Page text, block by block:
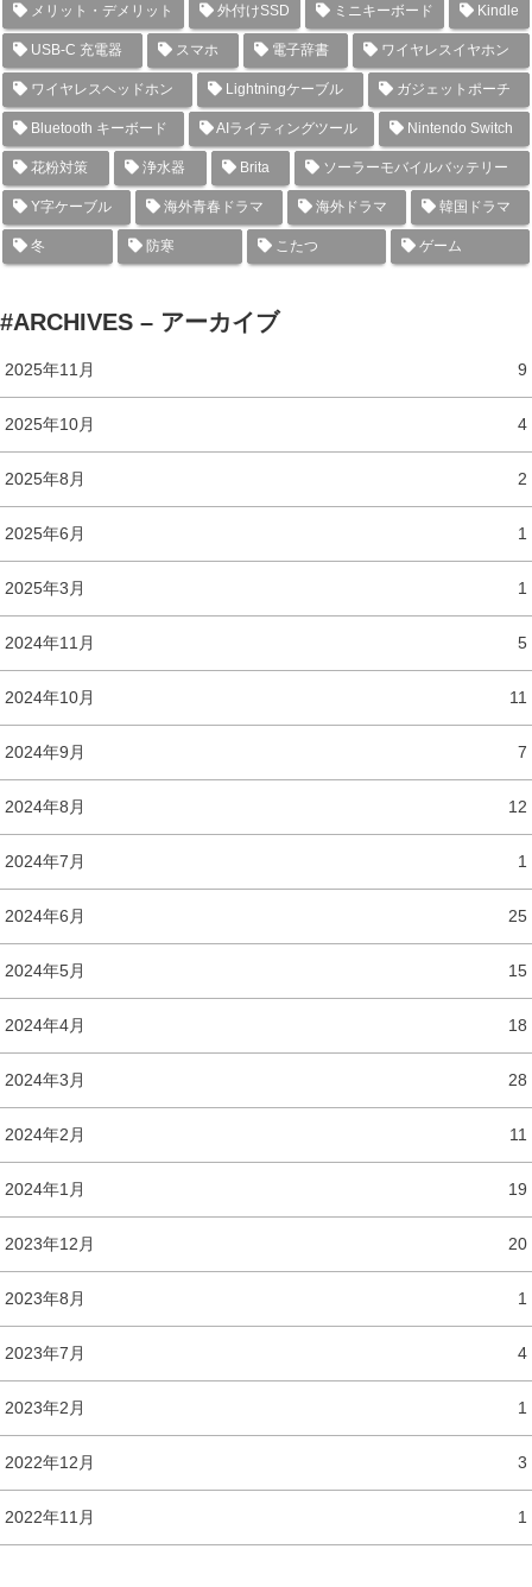
メリット・デメリット 外付けSSD ミニキーボード Kindle
USB-C 充電器 スマホ 電子辞書 ワイヤレスイヤホン
ワイヤレスヘッドホン Lightningケーブル ガジェットポーチ
Bluetooth キーボード AIライティングツール Nintendo Switch
花粉対策 浄水器 Brita ソーラーモバイルバッテリー
Y字ケーブル 海外青春ドラマ 海外ドラマ 韓国ドラマ
冬 防寒 こたつ ゲーム
#ARCHIVES – アーカイブ
2025年11月 9
2025年10月 4
2025年8月 2
2025年6月 1
2025年3月 1
2024年11月 5
2024年10月 11
2024年9月 7
2024年8月 12
2024年7月 1
2024年6月 25
2024年5月 15
2024年4月 18
2024年3月 28
2024年2月 11
2024年1月 19
2023年12月 20
2023年8月 1
2023年7月 4
2023年2月 1
2022年12月 3
2022年11月 1